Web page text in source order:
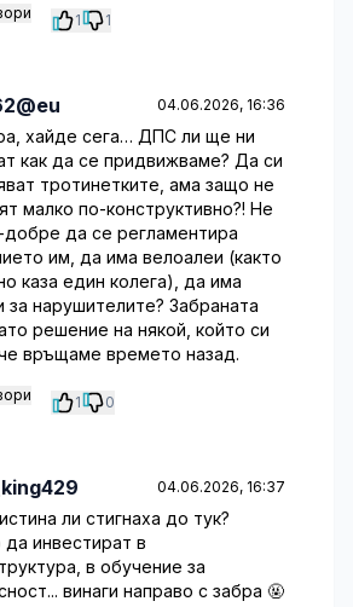
1 1
04.06.2026, 16:36
хайде сега… ДПС ли ще ни
как да се придвижваме? Да си
тротинетките, ама защо не
малко по-конструктивно?! Не
добре да се регламентира
им, да има велоалеи (както
каза един колега), да има
за нарушителите? Забраната
решение на някой, който си
връщаме времето назад.
1 0
04.06.2026, 16:37
ли стигнаха до тук?
инвестират в
в обучение за
винаги направо с забра 🤬